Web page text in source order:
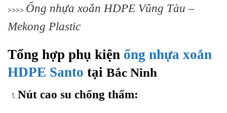
>>>> Ống nhựa xoắn HDPE Vũng Tàu –
Mekong Plastic
Tổng hợp phụ kiện ống nhựa xoắn
HDPE Santo tại Bắc Ninh
Nút cao su chống thấm: